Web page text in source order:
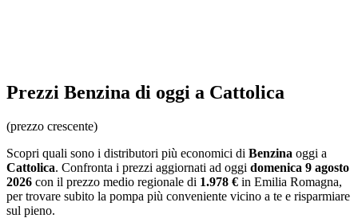
Prezzi Benzina di oggi a Cattolica
(prezzo crescente)
Scopri quali sono i distributori più economici di Benzina oggi a
Cattolica. Confronta i prezzi aggiornati ad oggi domenica 9 agosto
2026 con il prezzo medio regionale di 1.978 € in Emilia Romagna,
per trovare subito la pompa più conveniente vicino a te e risparmiare
sul pieno.